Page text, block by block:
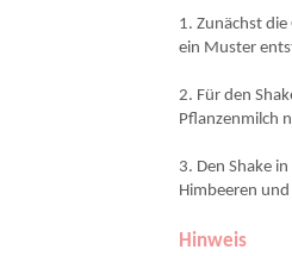
1. Zunächst
ein Muster
2. Für den
Pflanzenmilch
3. Den Shake
Himbeeren
Hinweis